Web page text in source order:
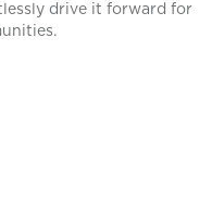
drive it forward for